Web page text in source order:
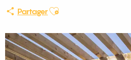
PartagerAjouter aux favoris